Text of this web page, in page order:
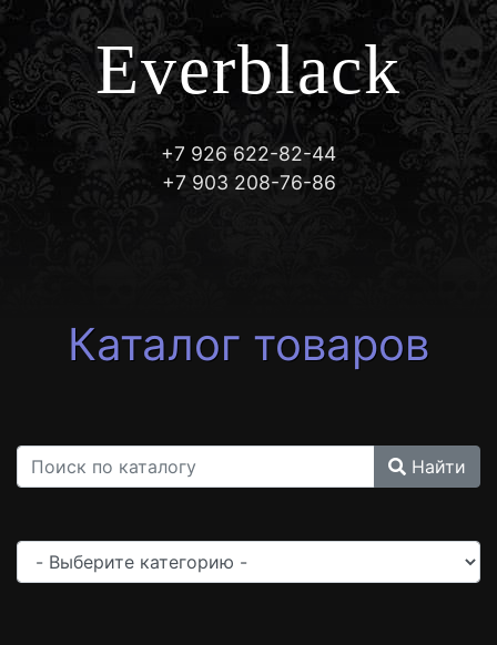
Everblack
+7 926 622-82-44
+7 903 208-76-86
Каталог товаров
Найти